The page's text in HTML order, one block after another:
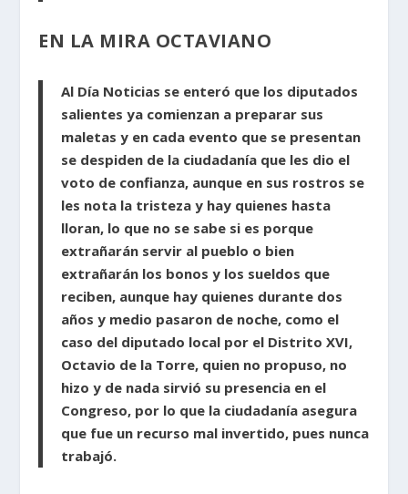
EN LA MIRA OCTAVIANO
Al Día Noticias se enteró que los diputados
salientes ya comienzan a preparar sus
maletas y en cada evento que se presentan
se despiden de la ciudadanía que les dio el
voto de confianza, aunque en sus rostros se
les nota la tristeza y hay quienes hasta
lloran, lo que no se sabe si es porque
extrañarán servir al pueblo o bien
extrañarán los bonos y los sueldos que
reciben, aunque hay quienes durante dos
años y medio pasaron de noche, como el
caso del diputado local por el Distrito XVI,
Octavio de la Torre, quien no propuso, no
hizo y de nada sirvió su presencia en el
Congreso, por lo que la ciudadanía asegura
que fue un recurso mal invertido, pues nunca
trabajó.